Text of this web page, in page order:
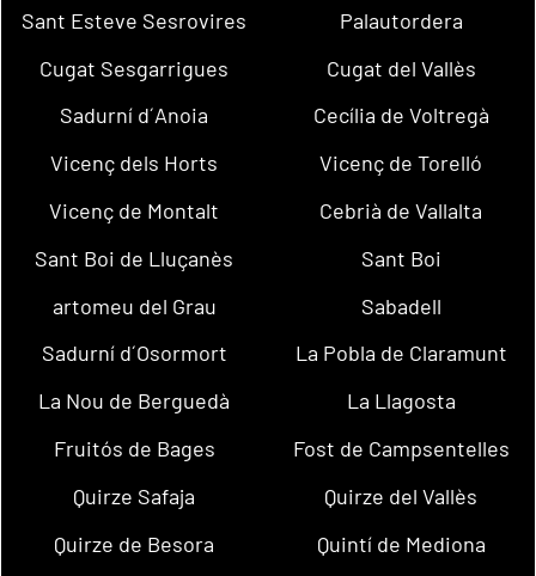
Sant Esteve Sesrovires
Palautordera
Cugat Sesgarrigues
Cugat del Vallès
Sadurní d´Anoia
Cecília de Voltregà
Vicenç dels Horts
Vicenç de Torelló
Vicenç de Montalt
Cebrià de Vallalta
Sant Boi de Lluçanès
Sant Boi
artomeu del Grau
Sabadell
Sadurní d´Osormort
La Pobla de Claramunt
La Nou de Berguedà
La Llagosta
Fruitós de Bages
Fost de Campsentelles
Quirze Safaja
Quirze del Vallès
Quirze de Besora
Quintí de Mediona